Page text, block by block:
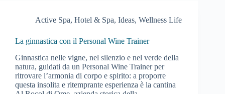
Active Spa, Hotel & Spa, Ideas, Wellness Life
La ginnastica con il Personal Wine Trainer
Ginnastica nelle vigne, nel silenzio e nel verde della
natura, guidati da un Personal Wine Trainer per
ritrovare l’armonia di corpo e spirito: a proporre
questa insolita e ritemprante esperienza è la cantina